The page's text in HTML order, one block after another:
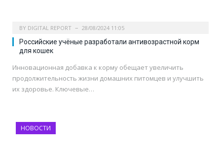
BY DIGITAL REPORT 28/08/2024 11:05
Российские учёные разработали антивозрастной корм
для кошек
Инновационная добавка к корму обещает увеличить
продолжительность жизни домашних питомцев и улучшить
их здоровье. Ключевые…
НОВОСТИ